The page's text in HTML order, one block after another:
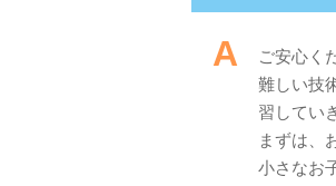
A
ご安心く
難しい技
習してい
まずは、
小さなお